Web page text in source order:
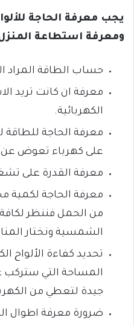
يجب معرفة الحاجة
ومعرفة استطاعة
حساب الطاقة
معرفة ان كانت تريد
الكهربائية.
معرفة الحاجة للطاقة
على كهرباء تعوض عن
معرفة القدرة على
معرفة الحاجة لكمية
من الحمل فننظر
الشمسية ونختار
تحديد كفاءة الألواح
المساحة التي ستركب
جيدة لتعطي من
ضرورة معرفة اطوال